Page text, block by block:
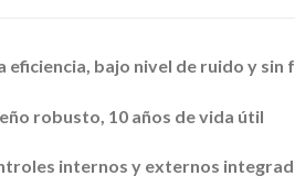
eficiencia, bajo nivel de ruido y sin
robusto, 10 años de vida útil
internos y externos